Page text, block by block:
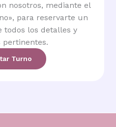
nosotros, mediante el
para reservarte un
todos los detalles y
pertinentes.
Turno